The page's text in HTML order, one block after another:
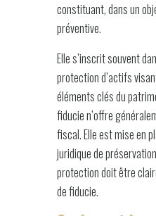
constituant, dans un
préventive.
Elle s’inscrit souvent
protection d’actifs
éléments clés du
fiducie n’offre
fiscal. Elle est mise en
juridique de
protection doit être
de fiducie.